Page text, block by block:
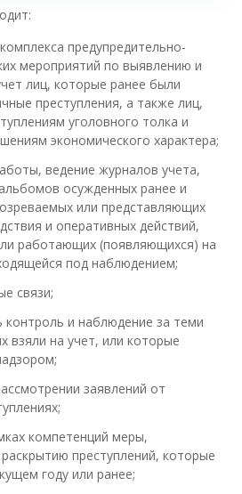
предупредительно-
мероприятий по выявлению и
лиц, которые ранее были
преступления, а также лиц,
уголовного толка и
экономического характера;
ведение журналов учета,
осужденных ранее и
или представляющих
и оперативных действий,
работающих (появляющихся) на
под наблюдением;
связи;
контроль и наблюдение за теми
взяли на учет, или которые
заявлений от
компетенций меры,
преступлений, которые
году или ранее;